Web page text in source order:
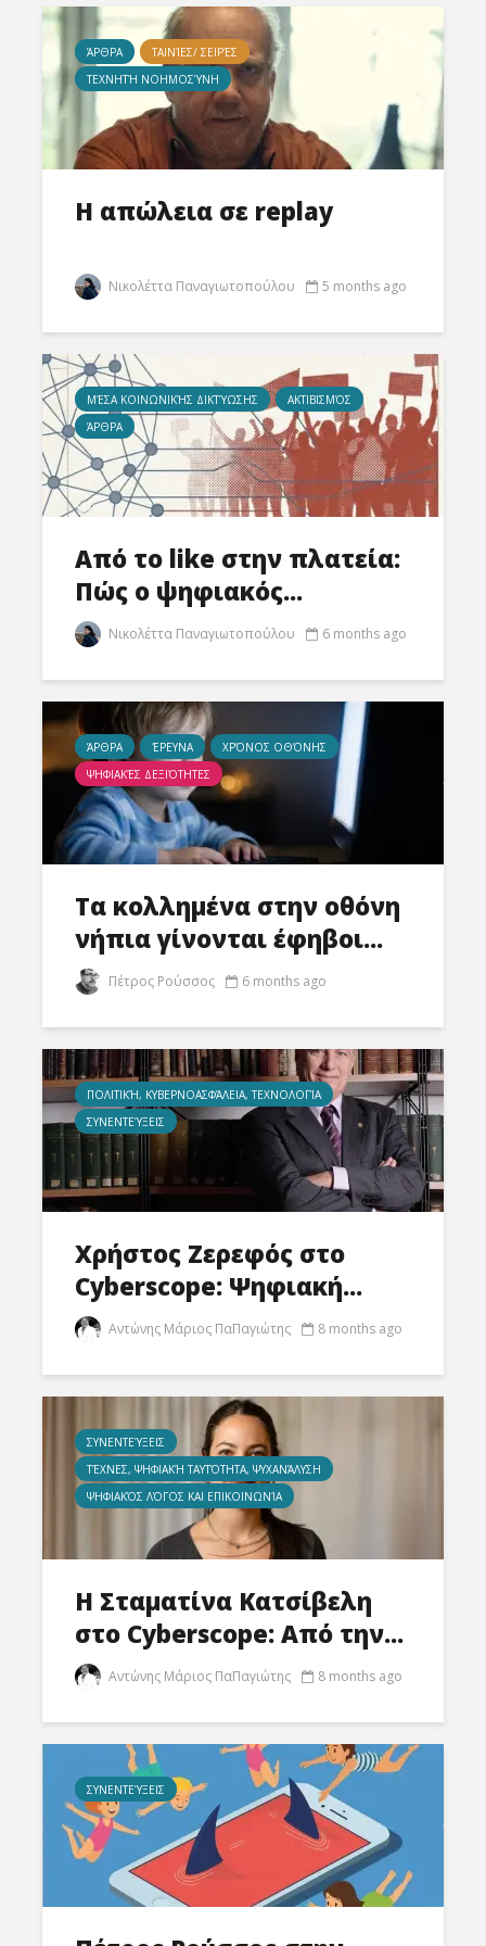
ΆΡΘΡΑ
ΤΑΙΝΊΕΣ/ ΣΕΙΡΈΣ
ΤΕΧΝΗΤΉ ΝΟΗΜΟΣΎΝΗ
Η απώλεια σε replay
Νικολέττα Παναγιωτοπούλου 5 months ago
MΈΣΑ ΚΟΙΝΩΝΙΚΉΣ ΔΙΚΤΎΩΣΗΣ
ΑΚΤΙΒΙΣΜΌΣ
ΆΡΘΡΑ
Από το like στην πλατεία:
Πώς ο ψηφιακός...
Νικολέττα Παναγιωτοπούλου 6 months ago
ΆΡΘΡΑ ΈΡΕΥΝΑ
ΧΡΌΝΟΣ ΟΘΌΝΗΣ
ΨΗΦΙΑΚΈΣ ΔΕΞΙΌΤΗΤΕΣ
Τα κολλημένα στην οθόνη
νήπια γίνονται έφηβοι...
Πέτρος Ρούσσος 6 months ago
ΠΟΛΙΤΙΚΉ, ΚΥΒΕΡΝΟΑΣΦΆΛΕΙΑ, ΤΕΧΝΟΛΟΓΊΑ
ΣΥΝΕΝΤΕΎΞΕΙΣ
Χρήστος Ζερεφός στο
Cyberscope: Ψηφιακή...
Αντώνης Μάριος ΠαΠαγιώτης 8 months ago
ΣΥΝΕΝΤΕΎΞΕΙΣ
ΤΈΧΝΕΣ, ΨΗΦΙΑΚΉ ΤΑΥΤΌΤΗΤΑ, ΨΥΧΑΝΆΛΥΣΗ
ΨΗΦΙΑΚΌΣ ΛΌΓΟΣ ΚΑΙ ΕΠΙΚΟΙΝΩΝΊΑ
Η Σταματίνα Κατσίβελη
στο Cyberscope: Από την...
Αντώνης Μάριος ΠαΠαγιώτης 8 months ago
ΣΥΝΕΝΤΕΎΞΕΙΣ